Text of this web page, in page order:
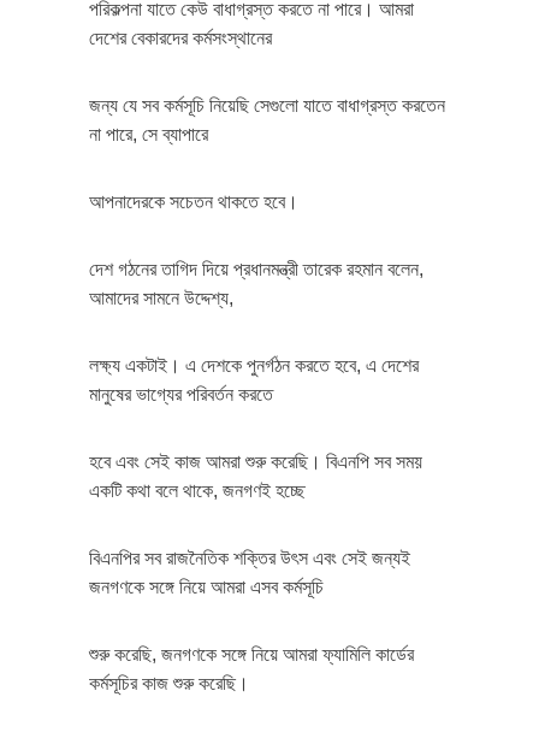
পরিকল্পনা যাতে কেউ বাধাগ্রস্ত করতে না পারে। আমরা
দেশের বেকারদের কর্মসংস্থানের
জন্য যে সব কর্মসূচি নিয়েছি সেগুলো যাতে বাধাগ্রস্ত করতেন
না পারে, সে ব্যাপারে
আপনাদেরকে সচেতন থাকতে হবে।
দেশ গঠনের তাগিদ দিয়ে প্রধানমন্ত্রী তারেক রহমান বলেন,
আমাদের সামনে উদ্দেশ্য,
লক্ষ্য একটাই। এ দেশকে পুনর্গঠন করতে হবে, এ দেশের
মানুষের ভাগ্যের পরিবর্তন করতে
হবে এবং সেই কাজ আমরা শুরু করেছি। বিএনপি সব সময়
একটি কথা বলে থাকে, জনগণই হচ্ছে
বিএনপির সব রাজনৈতিক শক্তির উৎস এবং সেই জন্যই
জনগণকে সঙ্গে নিয়ে আমরা এসব কর্মসূচি
শুরু করেছি, জনগণকে সঙ্গে নিয়ে আমরা ফ্যামিলি কার্ডের
কর্মসূচির কাজ শুরু করেছি।